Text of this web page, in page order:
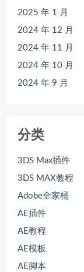
2025 年 1 月
2024 年 12 月
2024 年 11 月
2024 年 10 月
2024 年 9 月
分类
3DS Max插件
3DS MAX教程
Adobe全家桶
AE插件
AE教程
AE模板
AE脚本